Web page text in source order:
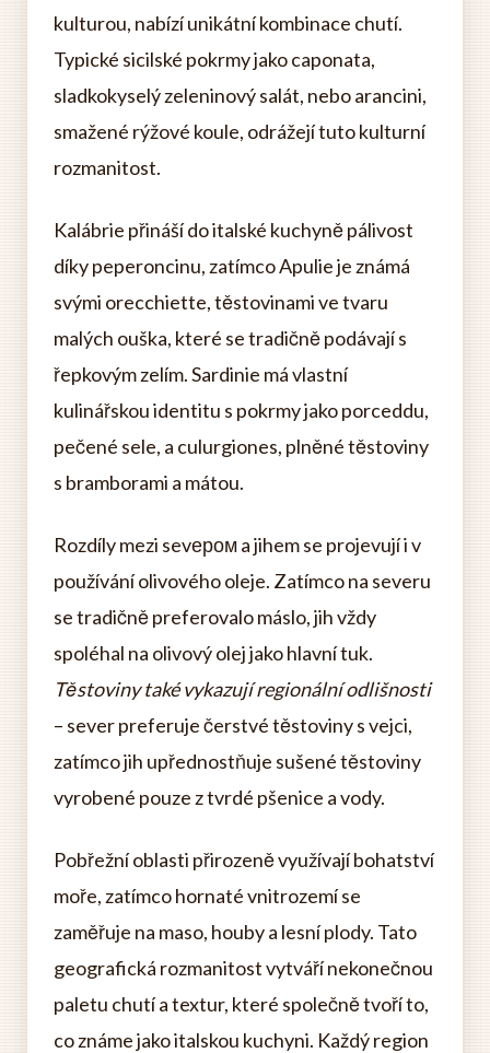
kulturou, nabízí unikátní kombinace chutí.
Typické sicilské pokrmy jako caponata,
sladkokyselý zeleninový salát, nebo arancini,
smažené rýžové koule, odrážejí tuto kulturní
rozmanitost.
Kalábrie přináší do italské kuchyně pálivost
díky peperoncinu, zatímco Apulie je známá
svými orecchiette, těstovinami ve tvaru
malých ouška, které se tradičně podávají s
řepkovým zelím. Sardinie má vlastní
kulinářskou identitu s pokrmy jako porceddu,
pečené sele, a culurgiones, plněné těstoviny
s bramborami a mátou.
Rozdíly mezi sevером a jihem se projevují i v
používání olivového oleje. Zatímco na severu
se tradičně preferovalo máslo, jih vždy
spoléhal na olivový olej jako hlavní tuk.
Těstoviny také vykazují regionální odlišnosti
– sever preferuje čerstvé těstoviny s vejci,
zatímco jih upřednostňuje sušené těstoviny
vyrobené pouze z tvrdé pšenice a vody.
Pobřežní oblasti přirozeně využívají bohatství
moře, zatímco hornaté vnitrozemí se
zaměřuje na maso, houby a lesní plody. Tato
geografická rozmanitost vytváří nekonečnou
paletu chutí a textur, které společně tvoří to,
co známe jako italskou kuchyni. Každý region